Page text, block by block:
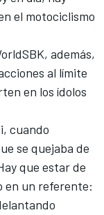
el motociclismo
además,
al límite
en los ídolos
, cuando
se quejaba de
que estar de
en un referente: